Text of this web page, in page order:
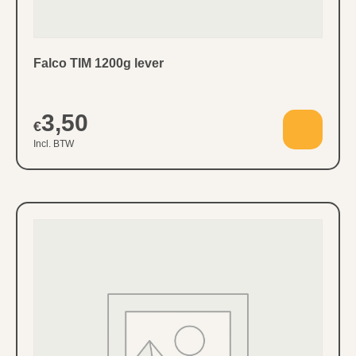
Falco TIM 1200g lever
€3,50
Incl. BTW